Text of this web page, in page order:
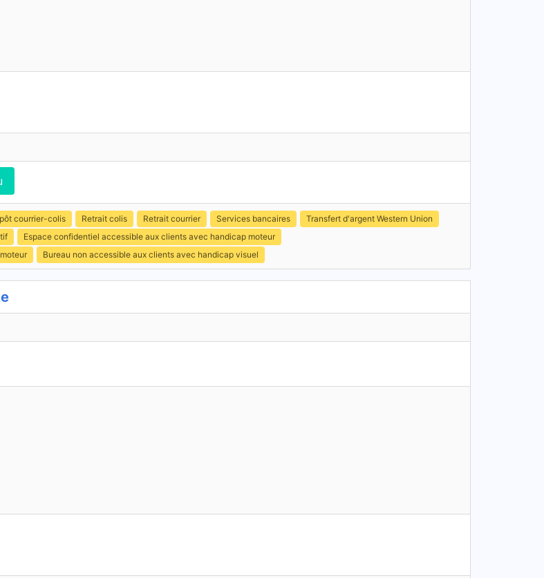
courrier-colis Retrait colis Retrait courrier Services bancaires
Transfert d'argent Western Union
Espace confidentiel accessible aux clients avec handicap moteur
Bureau non accessible aux clients avec handicap visuel